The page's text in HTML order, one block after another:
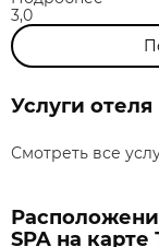
3,0
Услуги отеля
Смотреть все
SPA на карте